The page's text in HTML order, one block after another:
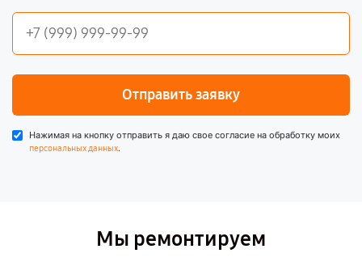
Отправить заявку
Нажимая на кнопку отправить я даю свое согласие на обработку моих
персональных данных.
Мы ремонтируем